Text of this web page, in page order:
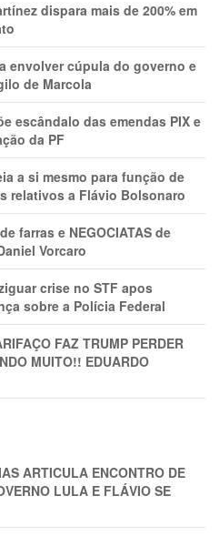
dispara mais de 200% em
envolver cúpula do governo e
de Marcola
escândalo das emendas PIX e
da PF
a si mesmo para função de
relativos a Flávio Bolsonaro
farras e NEGOCIATAS de
Vorcaro
crise no STF apos
sobre a Polícia Federal
FAZ TRUMP PERDER
MUITO!! EDUARDO
ARTICULA ENCONTRO DE
LULA E FLÁVIO SE